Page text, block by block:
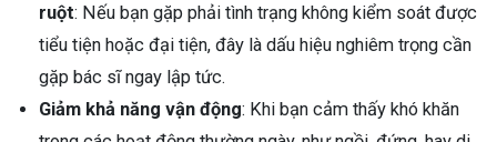
ruột: Nếu bạn gặp phải tình trạng không kiểm soát được
tiểu tiện hoặc đại tiện, đây là dấu hiệu nghiêm trọng cần
gặp bác sĩ ngay lập tức.
Giảm khả năng vận động: Khi bạn cảm thấy khó khăn